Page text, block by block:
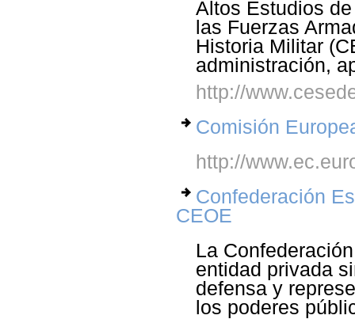
Altos Estudios
las Fuerzas
Historia Militar
administración,
http://
Comisión
http://
Confederación
CEOE
La
entidad privada
defensa y
los poderes